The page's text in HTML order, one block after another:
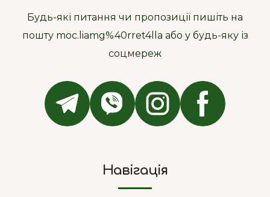
Будь-які питання чи пропозиції пишіть на
пошту moc.liamg%40rret4lla або у будь-яку із
соцмереж
Навігація